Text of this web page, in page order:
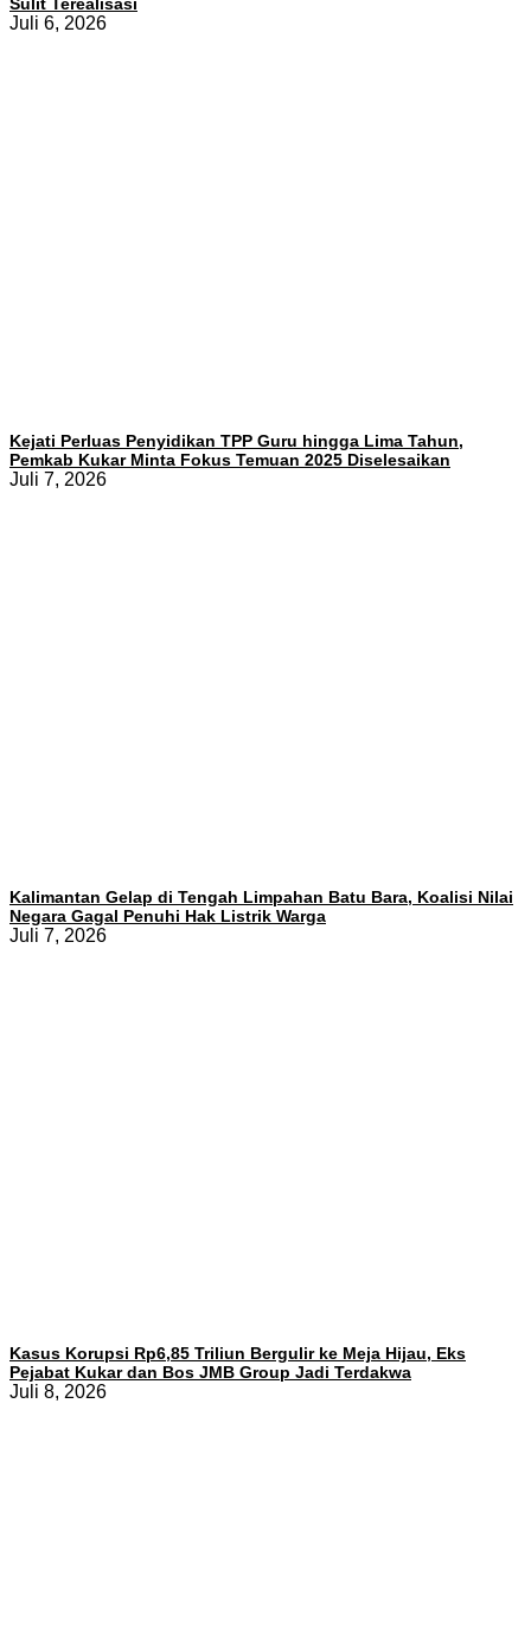
Juli 6, 2026
Kejati Perluas Penyidikan TPP Guru hingga Lima Tahun,
Pemkab Kukar Minta Fokus Temuan 2025 Diselesaikan
Juli 7, 2026
Kalimantan Gelap di Tengah Limpahan Batu Bara, Koalisi Nilai
Negara Gagal Penuhi Hak Listrik Warga
Juli 7, 2026
Kasus Korupsi Rp6,85 Triliun Bergulir ke Meja Hijau, Eks
Pejabat Kukar dan Bos JMB Group Jadi Terdakwa
Juli 8, 2026